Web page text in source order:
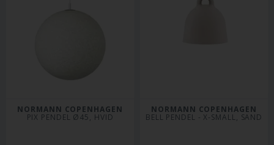
NORMANN COPENHAGEN
PIX PENDEL Ø45, HVID
NORMANN COPENHAGEN
BELL PENDEL - X-SMALL, SAND